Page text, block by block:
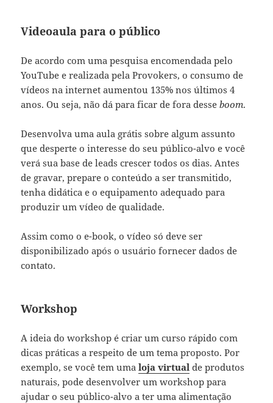
Videoaula para o público
De acordo com uma pesquisa encomendada pelo
YouTube e realizada pela Provokers, o consumo de
vídeos na internet aumentou 135% nos últimos 4
anos. Ou seja, não dá para ficar de fora desseboom.
Desenvolva uma aula grátis sobre algum assunto
que desperte o interesse do seu público-alvo e você
verá sua base de leads crescer todos os dias. Antes
de gravar, prepare o conteúdo a ser transmitido,
tenha didática e o equipamento adequado para
produzir um vídeo de qualidade.
Assim como o e-book, o vídeo só deve ser
disponibilizado após o usuário fornecer dados de
contato.
Workshop
A ideia do workshop é criar um curso rápido com
dicas práticas a respeito de um tema proposto. Por
exemplo, se você tem umaloja virtual de produtos
naturais, pode desenvolver um workshop para
ajudar o seu público-alvo a ter uma alimentação